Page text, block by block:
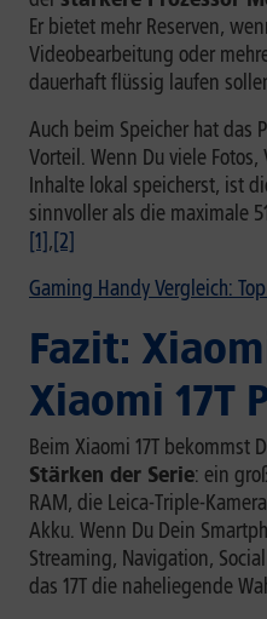
Er bietet mehr Reserven,
Videobearbeitung oder
dauerhaft flüssig laufen
Auch beim Speicher hat das
Vorteil. Wenn Du viele
Inhalte lokal speicherst, ist
sinnvoller als die maximale
[1],[2]
Gaming Handy Vergleich:
Fazit:
Xiaomi 17T
Beim Xiaomi 17T bekommst
Stärken der Serie: ein
RAM, die Leica-Triple-
Akku. Wenn Du Dein
Streaming, Navigation,
das 17T die naheliegende